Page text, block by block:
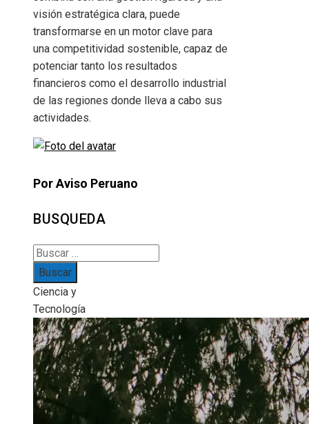
visión estratégica clara, puede
transformarse en un motor clave para
una competitividad sostenible, capaz de
potenciar tanto los resultados
financieros como el desarrollo industrial
de las regiones donde lleva a cabo sus
actividades.
Por Aviso Peruano
BUSQUEDA
Buscar:
Ciencia y
Tecnología